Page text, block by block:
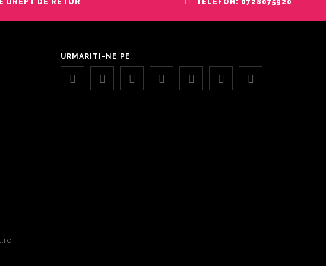
DREPT DE RETUR TELEFON: 0728075920
URMARITI-NE PE